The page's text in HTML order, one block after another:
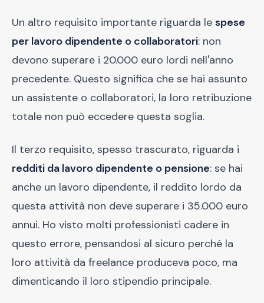
Un altro requisito importante riguarda le spese
per lavoro dipendente o collaboratori: non
devono superare i 20.000 euro lordi nell'anno
precedente. Questo significa che se hai assunto
un assistente o collaboratori, la loro retribuzione
totale non può eccedere questa soglia.
Il terzo requisito, spesso trascurato, riguarda i
redditi da lavoro dipendente o pensione: se hai
anche un lavoro dipendente, il reddito lordo da
questa attività non deve superare i 35.000 euro
annui. Ho visto molti professionisti cadere in
questo errore, pensandosi al sicuro perché la
loro attività da freelance produceva poco, ma
dimenticando il loro stipendio principale.